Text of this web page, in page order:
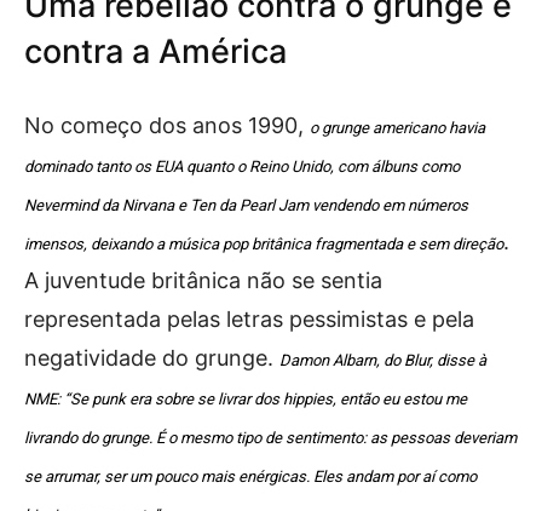
contra a América
No começo dos anos 1990, o grunge americano havia
dominado tanto os EUA quanto o Reino Unido, com álbuns como
Nevermind da Nirvana e Ten da Pearl Jam vendendo em números
imensos, deixando a música pop britânica fragmentada e sem direção.
A juventude britânica não se sentia
representada pelas letras pessimistas e pela
negatividade do grunge. Damon Albarn, do Blur, disse à
NME: “Se punk era sobre se livrar dos hippies, então eu estou me
livrando do grunge. É o mesmo tipo de sentimento: as pessoas deveriam
se arrumar, ser um pouco mais enérgicas. Eles andam por aí como